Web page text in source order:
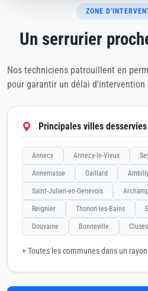
ZONE
Un serrurier
Nos techniciens patrouillent en
pour garantir un délai d'intervention
Principales villes
Annecy Annecy-le-Vieux
Annemasse Gaillard
Saint-Julien-en-Genevois
Reignier Thonon-les-Bains
Douvaine Bonneville Cluses
+ Toutes les communes dans un